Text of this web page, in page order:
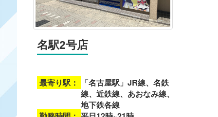
名駅2号店
最寄り駅：
「名古屋駅」JR線、名鉄
線、近鉄線、あおなみ線、
地下鉄各線